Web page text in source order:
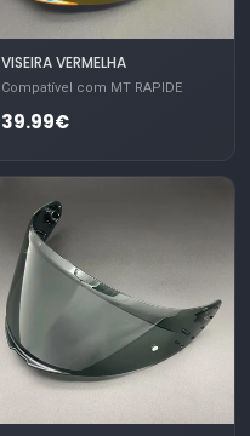
VISEIRA VERMELHA
Compatível com MT RAPIDE
39.99€